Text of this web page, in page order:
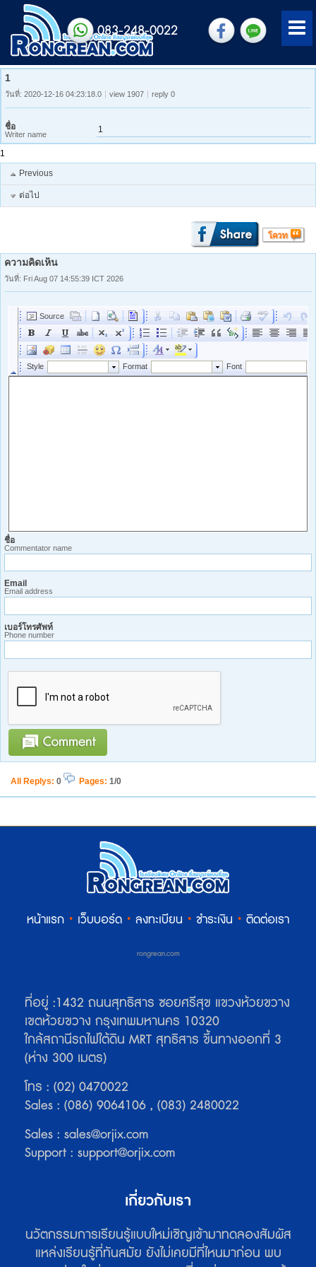
083-248-0022
1
วันที่: 2020-12-16 04:23:18.0 view 1907 reply 0
ชื่อ
Writer name 1
1
Previous
ต่อไป
ความคิดเห็น
วันที่: Fri Aug 07 14:55:39 ICT 2026
ชื่อ
Commentator name
Email
Email address
เบอร์โทรศัพท์
Phone number
All Replys: 0 Pages: 1/0
หน้าแรก · เว็บบอร์ด · ลงทะเบียน · ชำระเงิน · ติดต่อเรา
rongrean.com
ที่อยู่ :1432 ถนนสุทธิสาร ซอยศรีสุข แขวงห้วยขวาง
เขตห้วยขวาง กรุงเทพมหานคร 10320
ใกล้สถานีรถไฟใต้ดิน MRT สุทธิสาร ขึ้นทางออกที่ 3
(ห่าง 300 เมตร)
โทร : (02) 0470022
Sales : (086) 9064106 , (083) 2480022
Sales : sales@orjix.com
Support : support@orjix.com
เกี่ยวกับเรา
นวัตกรรมการเรียนรู้แบบใหม่เชิญเข้ามาทดลองสัมผัส
แหล่งเรียนรู้ที่ทันสมัย ยังไม่เคยมีที่ไหนมาก่อน พบ